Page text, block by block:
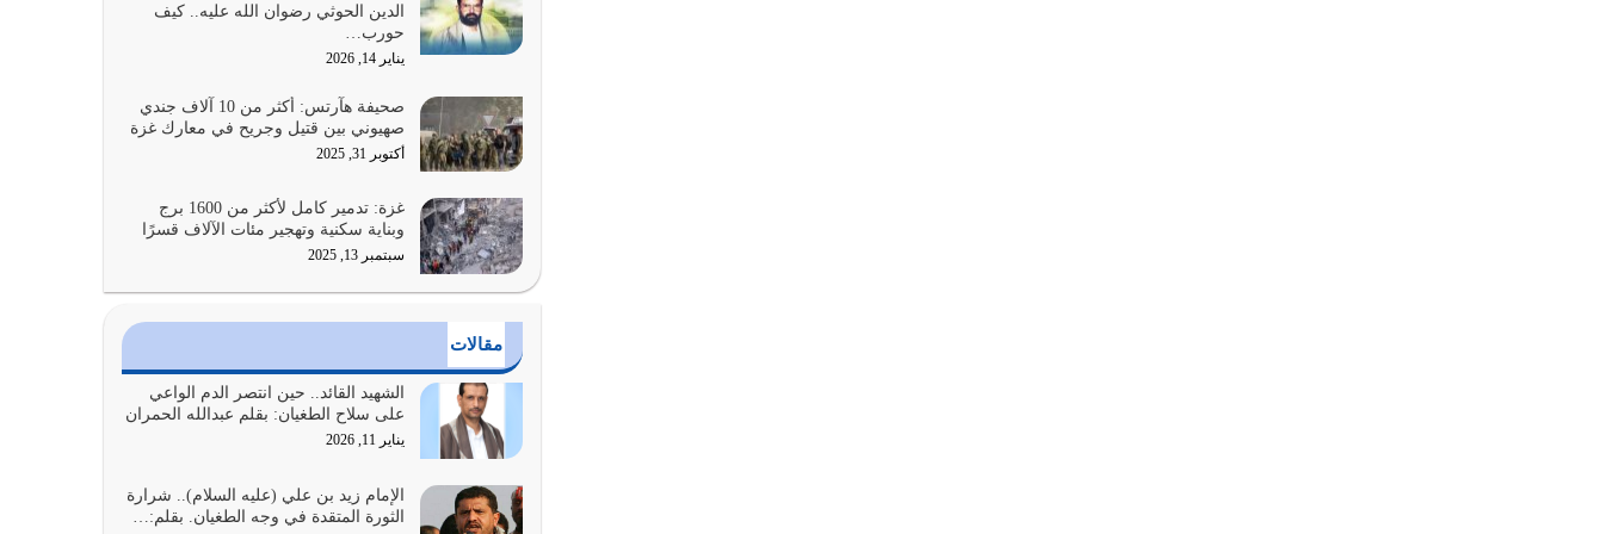
الضعف فيه كثيرة وسينصرك الله عليه إذا…
يوليو 26, 2026
أراد الله لهذه الأمة ان تكون خير امة أخرجت للناس
بالنهوض بالأمر بالمعروف والنهي عن…
يوليو 25, 2026
الدين الذي شرعه الله لا يجوز أن يخضع لآرائنا وأهوائنا
واجتهاداتنا لأننا سنختلف ونتفرق
يوليو 24, 2026
يجب أن نعود جميعاً الى القرآن وعندنا أخطاء جميعاً
لنعتصم بحبل الله جميعاً وليس كل…
يوليو 22, 2026
المُلك كله لله تعالى يؤتيه من يشاء وينزعه ممن يشاء
الدين الحوثي رضوان الله عليه.. كيف
حورب…
يناير 14, 2026
صحيفة هآرتس: أكثر من 10 آلاف جندي
صهيوني بين قتيل وجريح في معارك غزة
أكتوبر 31, 2025
غزة: تدمير كامل لأكثر من 1600 برج
وبناية سكنية وتهجير مئات الآلاف قسرًا
سبتمبر 13, 2025
مقالات
الشهيد القائد.. حين انتصر الدم الواعي
على سلاح الطغيان: بقلم عبدالله الحمران
يناير 11, 2026
الإمام زيد بن علي (عليه السلام).. شرارة
الثورة المتقدة في وجه الطغيان. بقلم:…